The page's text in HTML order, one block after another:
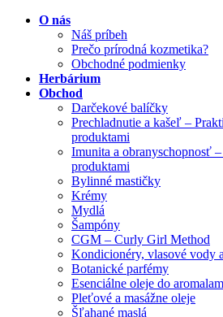
O nás
Náš príbeh
Prečo prírodná kozmetika?
Obchodné podmienky
Herbárium
Obchod
Darčekové balíčky
Prechladnutie a kašeľ –
produktami
Imunita a obranyschopnosť
produktami
Bylinné mastičky
Krémy
Mydlá
Šampóny
CGM – Curly Girl Method
Kondicionéry, vlasové vody
Botanické parfémy
Esenciálne oleje do
Pleťové a masážne oleje
Šľahané maslá